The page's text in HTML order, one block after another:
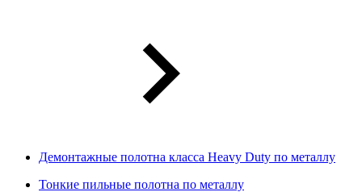
Демонтажные полотна класса Heavy Duty по металлу
Тонкие пильные полотна по металлу